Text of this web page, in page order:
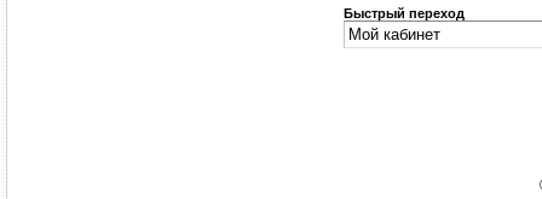
Быстрый переход